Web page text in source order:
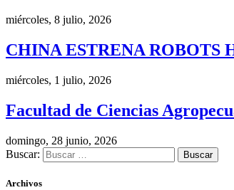
miércoles, 8 julio, 2026
CHINA ESTRENA ROBOTS
miércoles, 1 julio, 2026
Facultad de Ciencias
domingo, 28 junio, 2026
Buscar:
Archivos